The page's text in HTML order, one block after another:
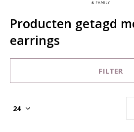
Producten getagd
earrings
FILTER